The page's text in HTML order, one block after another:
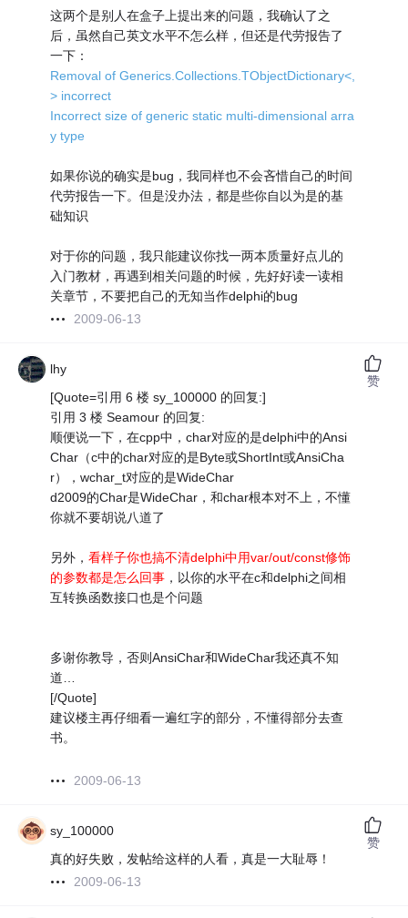
这两个是别人在盒子上提出来的问题，我确认了之
后，虽然自己英文水平不怎么样，但还是代劳报告了
一下：
Removal of Generics.Collections.TObjectDictionary<,
> incorrect
Incorrect size of generic static multi-dimensional arra
y type
如果你说的确实是bug，我同样也不会吝惜自己的时间
代劳报告一下。但是没办法，都是些你自以为是的基
础知识
对于你的问题，我只能建议你找一两本质量好点儿的
入门教材，再遇到相关问题的时候，先好好读一读相
关章节，不要把自己的无知当作delphi的bug
2009-06-13
lhy
[Quote=引用 6 楼 sy_100000 的回复:]
引用 3 楼 Seamour 的回复:
顺便说一下，在cpp中，char对应的是delphi中的Ansi
Char（c中的char对应的是Byte或ShortInt或AnsiCha
r），wchar_t对应的是WideChar
d2009的Char是WideChar，和char根本对不上，不懂
你就不要胡说八道了
另外，看样子你也搞不清delphi中用var/out/const修饰
的参数都是怎么回事 ，以你的水平在c和delphi之间相
互转换函数接口也是个问题
多谢你教导，否则AnsiChar和WideChar我还真不知
道…
[/Quote]
建议楼主再仔细看一遍红字的部分，不懂得部分去查
书。
2009-06-13
赞
sy_100000
真的好失败，发帖给这样的人看，真是一大耻辱！
2009-06-13
赞